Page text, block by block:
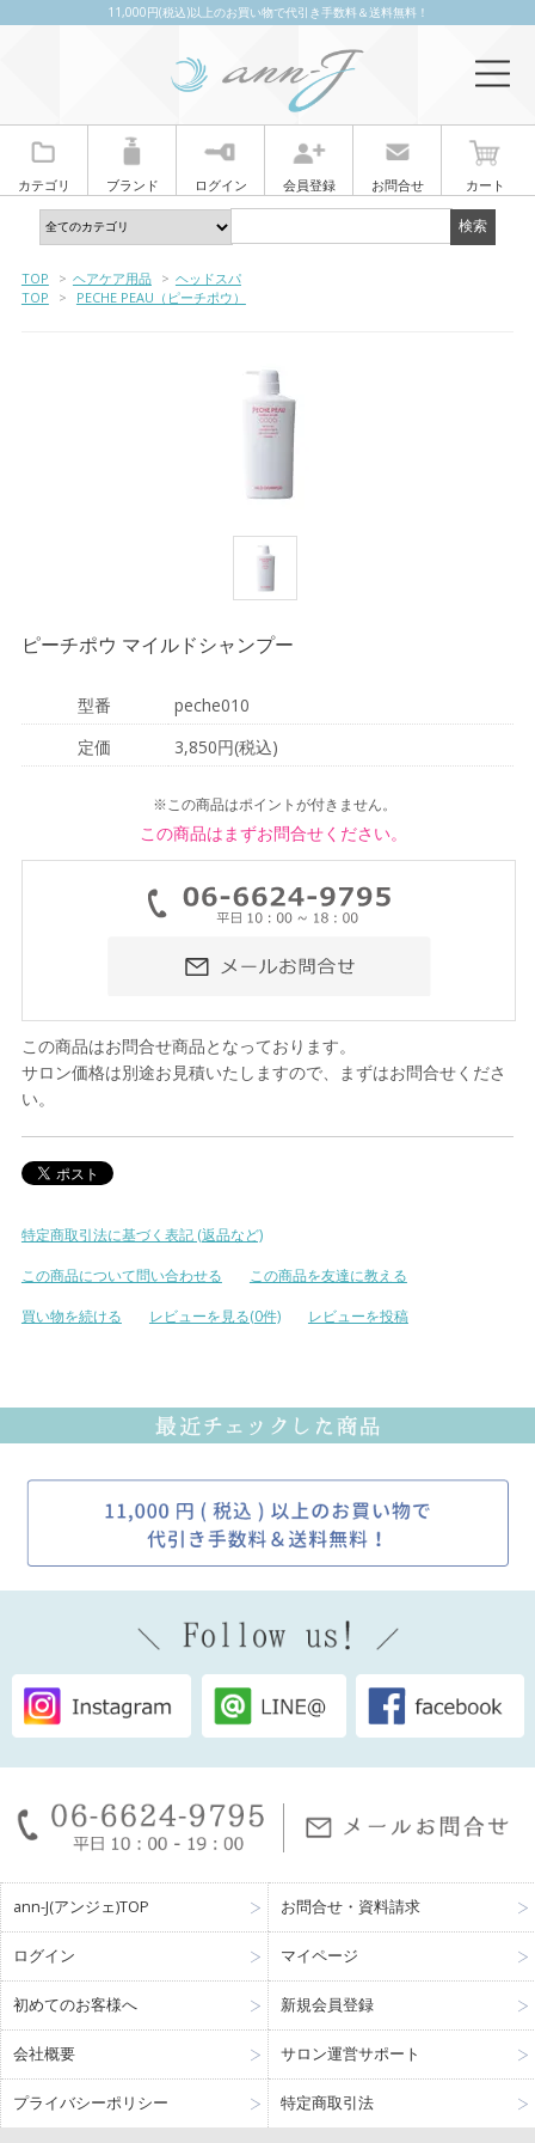
11,000円(税込)以上のお買い物で代引き手数料＆送料無料！
カテゴリ ブランド ログイン 会員登録 お問合せ カート
TOP > ヘアケア用品 > ヘッドスパ
TOP
> PECHE PEAU（ピーチポウ）
ピーチポウ マイルドシャンプー
型番
peche010
定価
3,850円(税込)
※この商品はポイントが付きません。
この商品はまずお問合せください。
この商品はお問合せ商品となっております。
サロン価格は別途お見積いたしますので、まずはお問合せくださ
い。
特定商取引法に基づく表記 (返品など)
この商品について問い合わせる
この商品を友達に教える
買い物を続ける
レビューを見る(0件) レビューを投稿
ann-J(アンジェ)TOP お問合せ・資料請求
ログイン マイページ
初めてのお客様へ 新規会員登録
会社概要 サロン運営サポート
プライバシーポリシー 特定商取引法